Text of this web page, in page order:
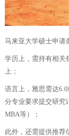
马来亚大学硕士申请
学历上，需持有相关
上；
语言上，雅思需达
分专业要求提交研究
MBA等）；
此外，还需提供推荐